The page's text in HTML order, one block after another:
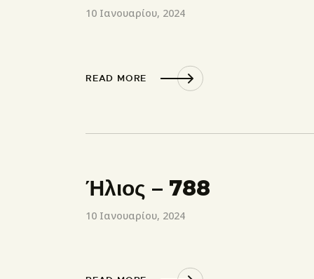
10 Ιανουαρίου, 2024
READ MORE
Ήλιος – 788
10 Ιανουαρίου, 2024